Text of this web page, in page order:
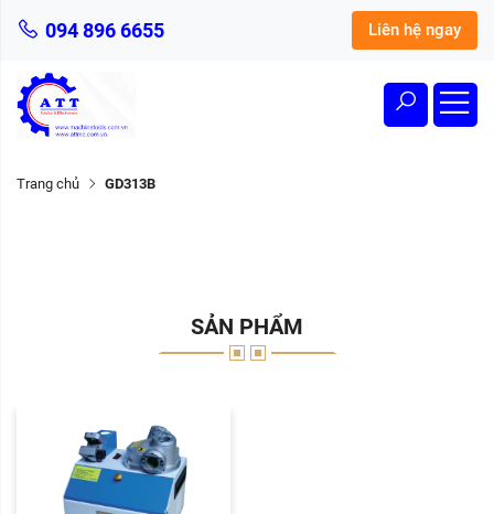
094 896 6655 Liên hệ ngay
Trang chủ GD313B
SẢN PHẨM